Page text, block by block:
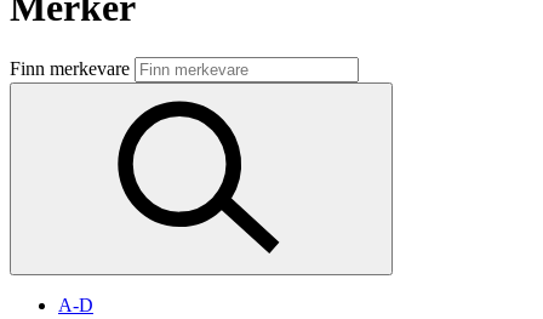
Butikker
Mat og drikke
Aktiviteter
Inspirasjon
Finn merkevare
A-D